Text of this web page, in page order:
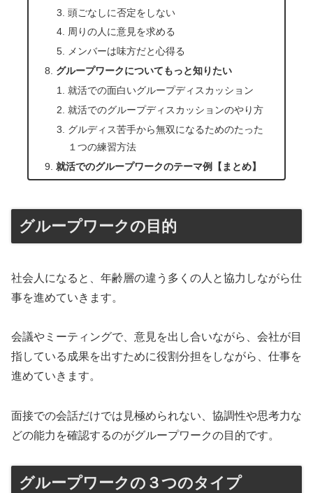
頭ごなしに否定をしない
周りの人に意見を求める
メンバーは味方だと心得る
グループワークについてもっと知りたい
就活での面白いグループディスカッション
就活でのグループディスカッションのやり方
グルディス苦手から無双になるためのたった
１つの練習方法
就活でのグループワークのテーマ例【まとめ】
グループワークの目的
社会人になると、年齢層の違う多くの人と協力しながら仕
事を進めていきます。
会議やミーティングで、意見を出し合いながら、会社が目
指している成果を出すために役割分担をしながら、仕事を
進めていきます。
面接での会話だけでは見極められない、協調性や思考力な
どの能力を確認するのがグループワークの目的です。
グループワークの３つのタイプ